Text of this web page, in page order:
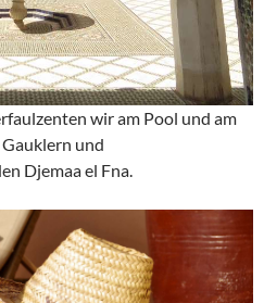
wir am Pool und am
und
Djemaa el Fna.